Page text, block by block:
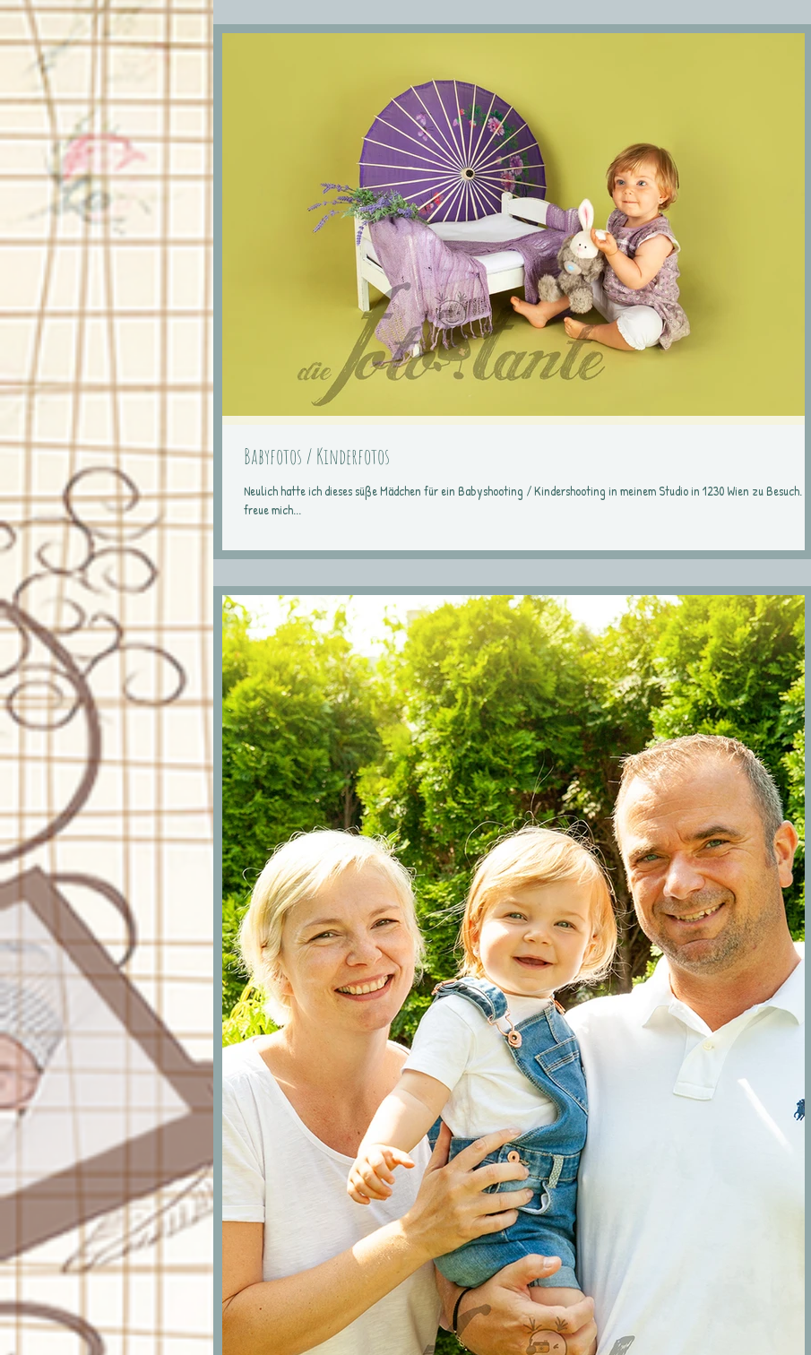
Babyfotos / Kinderfotos
Neulich hatte ich dieses süße Mädchen für ein Babyshooting / Kindershooting in meinem Studio in 1230 Wien zu Besuch. Ich
freue mich...